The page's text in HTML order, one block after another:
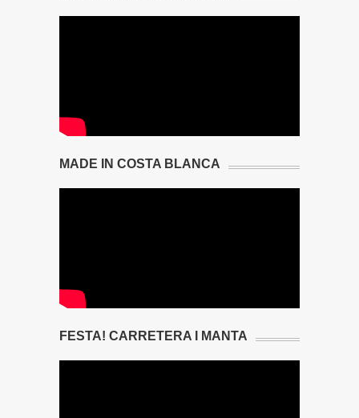
MADE IN COSTA BLANCA
FESTA! CARRETERA I MANTA